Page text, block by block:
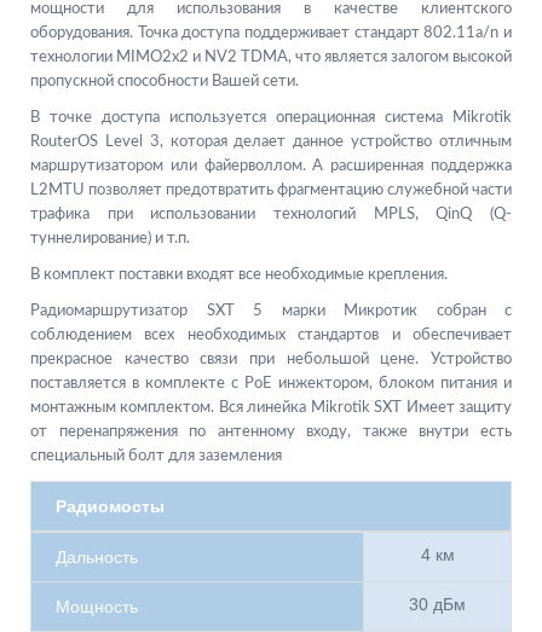
мощности для использования в качестве клиентского
оборудования. Точка доступа поддерживает стандарт 802.11a/n и
технологии MIMO2x2 и NV2 TDMA, что является залогом высокой
пропускной способности Вашей сети.
В точке доступа используется операционная система Mikrotik
RouterOS Level 3, которая делает данное устройство отличным
маршрутизатором или файерволлом. А расширенная поддержка
L2MTU позволяет предотвратить фрагментацию служебной части
трафика при использовании технологий MPLS, QinQ (Q-
туннелирование) и т.п.
В комплект поставки входят все необходимые крепления.
Радиомаршрутизатор SXT 5 марки Микротик собран с
соблюдением всех необходимых стандартов и обеспечивает
прекрасное качество связи при небольшой цене. Устройство
поставляется в комплекте с PoE инжектором, блоком питания и
монтажным комплектом. Вся линейка Mikrotik SXT Имеет защиту
от перенапряжения по антенному входу, также внутри есть
специальный болт для заземления
Радиомосты
Дальность 4 км
Мощность 30 дБм